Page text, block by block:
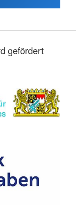
gefördert